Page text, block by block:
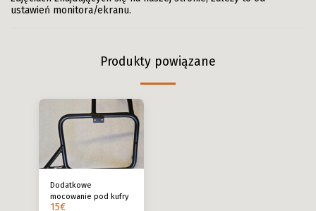
ustawień monitora/ekranu.
Produkty powiązane
Dodatkowe
mocowanie pod kufry
15€